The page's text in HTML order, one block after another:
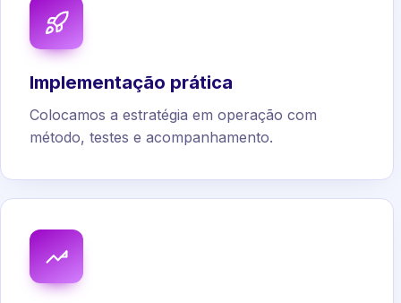
Implementação prática
Colocamos a estratégia em operação com
método, testes e acompanhamento.